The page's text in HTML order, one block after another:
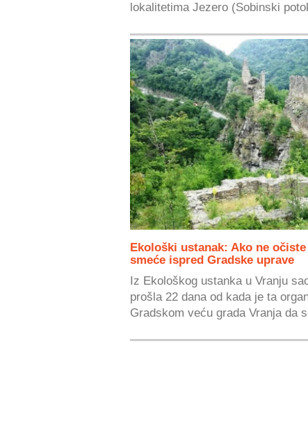
lokalitetima Jezero (Sobinski
Ekološki ustanak: Ako ne
smeće ispred Gradske uprave
Iz Ekološkog ustanka u Vranju
prošla 22 dana od kada je ta
Gradskom veću grada Vranja da